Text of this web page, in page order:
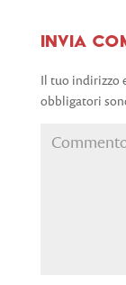
Invia
Il tuo indirizzo
obbligatori